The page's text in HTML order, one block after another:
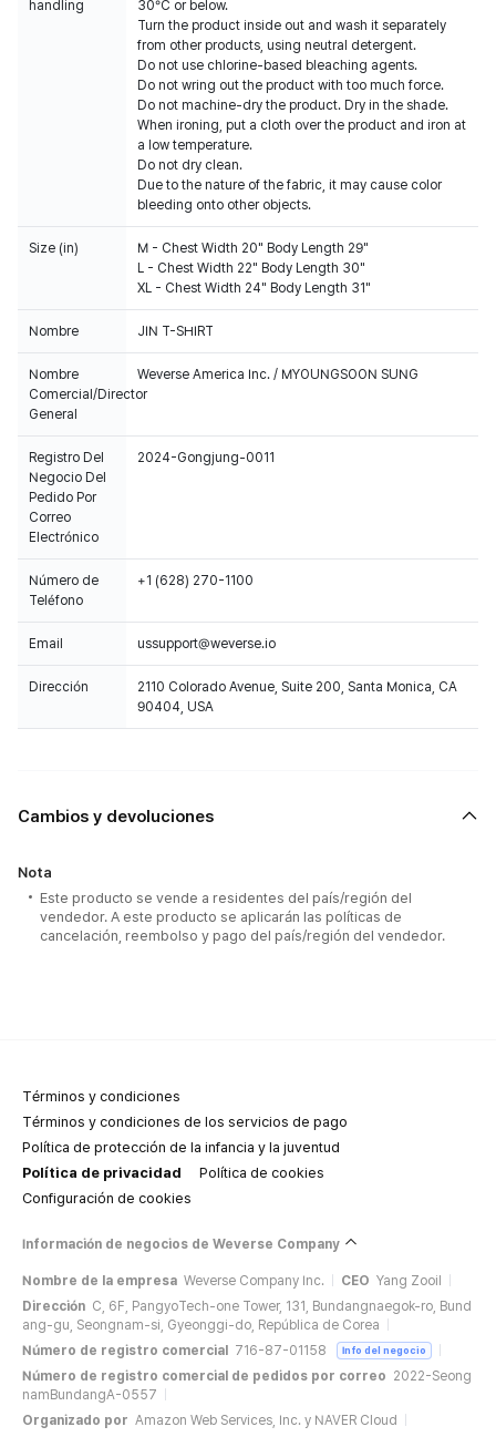
handling
30°C or below.
Turn the product inside out and wash it separately
from other products, using neutral detergent.
Do not use chlorine-based bleaching agents.
Do not wring out the product with too much force.
Do not machine-dry the product. Dry in the shade.
When ironing, put a cloth over the product and iron at
a low temperature.
Do not dry clean.
Due to the nature of the fabric, it may cause color
bleeding onto other objects.
Size (in)
M - Chest Width 20" Body Length 29"
L - Chest Width 22" Body Length 30"
XL - Chest Width 24" Body Length 31"
Nombre JIN T-SHIRT
Nombre
Comercial/Director
General
Weverse America Inc. / MYOUNGSOON SUNG
Registro Del
Negocio Del
Pedido Por
Correo
Electrónico
2024-Gongjung-0011
Número de
Teléfono
+1 (628) 270-1100
Email ussupport@weverse.io
Dirección
2110 Colorado Avenue, Suite 200, Santa Monica, CA
90404, USA
Cambios y devoluciones
Nota
Este producto se vende a residentes del país/región del
vendedor. A este producto se aplicarán las políticas de
cancelación, reembolso y pago del país/región del vendedor.
Términos y condiciones
Términos y condiciones de los servicios de pago
Política de protección de la infancia y la juventud
Política de privacidad
Política de cookies
Configuración de cookies
Información de negocios de Weverse Company
Nombre de la empresa Weverse Company Inc. CEO Yang Zooil
Dirección C, 6F, PangyoTech-one Tower, 131, Bundangnaegok-ro, Bund
ang-gu, Seongnam-si, Gyeonggi-do, República de Corea
Número de registro comercial
716-87-01158 Info del negocio
Número de registro comercial de pedidos por correo 2022-Seong
namBundangA-0557
Organizado por Amazon Web Services, Inc. y NAVER Cloud